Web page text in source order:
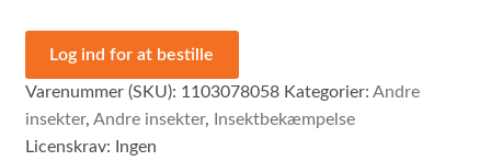
Log ind for at bestille
Varenummer (SKU): 1103078058 Kategorier: Andre
insekter, Andre insekter,
Insektbekæmpelse
Licenskrav: Ingen